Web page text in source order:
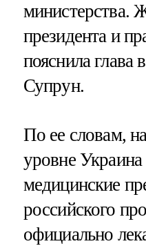
министерства.
президента и
пояснила глава
Супрун.
По ее словам,
уровне Украина
медицинские
российского
официально